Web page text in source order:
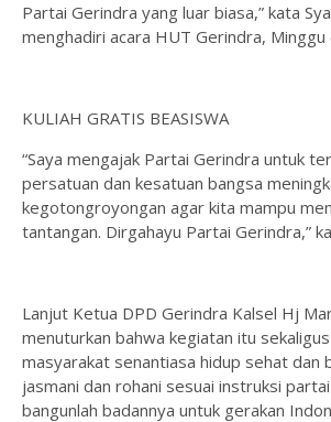
Partai Gerindra yang luar biasa,” kata
menghadiri acara HUT Gerindra,
KULIAH GRATIS BEASISWA
“Saya mengajak Partai Gerindra untuk
persatuan dan kesatuan bangsa
kegotongroyongan agar kita mampu
tantangan. Dirgahayu Partai Gerindra,”
Lanjut Ketua DPD Gerindra Kalsel Hj
menuturkan bahwa kegiatan itu
masyarakat senantiasa hidup sehat dan
jasmani dan rohani sesuai instruksi
bangunlah badannya untuk gerakan